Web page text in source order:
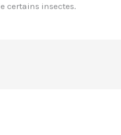
certains insectes.